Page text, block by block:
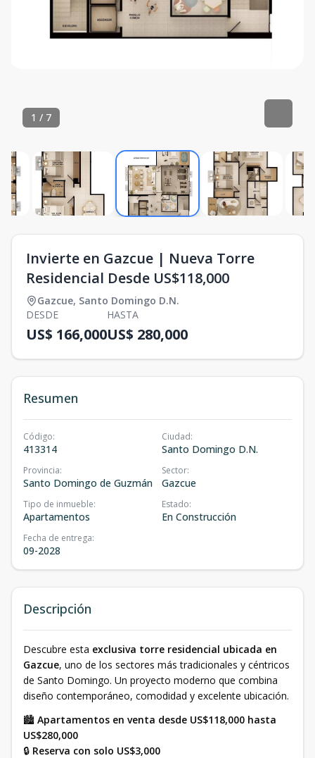
1 / 7
Invierte en Gazcue | Nueva Torre
Residencial Desde US$118,000
Gazcue, Santo Domingo D.N.
DESDE
US$ 166,000
HASTA
US$ 280,000
Resumen
Código:
413314
Ciudad:
Santo Domingo D.N.
Provincia:
Santo Domingo de Guzmán
Sector:
Gazcue
Tipo de inmueble:
Apartamentos
Estado:
En Construcción
Fecha de entrega:
09-2028
Descripción
Descubre esta exclusiva torre residencial ubicada en
Gazcue, uno de los sectores más tradicionales y céntricos
de Santo Domingo. Un proyecto moderno que combina
diseño contemporáneo, comodidad y excelente ubicación.
🏙 Apartamentos en venta desde US$118,000 hasta
US$280,000
🔒 Reserva con solo US$3,000